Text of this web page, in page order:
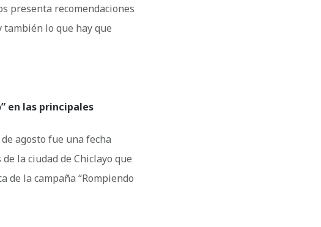
presenta recomendaciones
también lo que hay que
en las principales
agosto fue una fecha
la ciudad de Chiclayo que
de la campaña “Rompiendo